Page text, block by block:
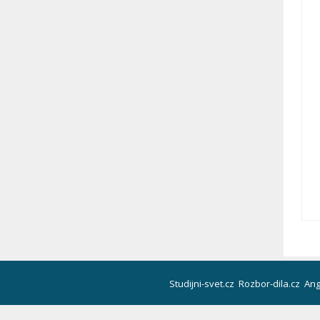
Studijni-svet.cz Rozbor-dila.cz